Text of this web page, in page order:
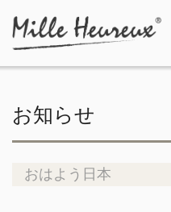
お知らせ
おはよう日本